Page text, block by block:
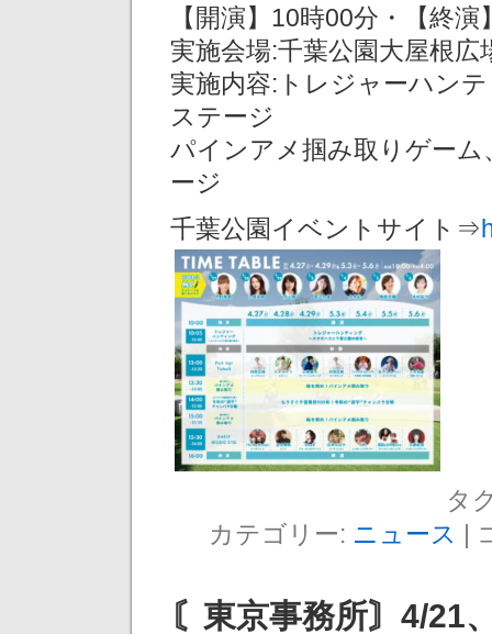
【開演】10時00分・【終
実施会場:千葉公園⼤屋根
実施内容:トレジャーハン
ステージ
パインアメ掴み取りゲー
ージ
千葉公園イベントサイト⇒
タ
カテゴリー: ニュース |
〘東京事務所〙4/21